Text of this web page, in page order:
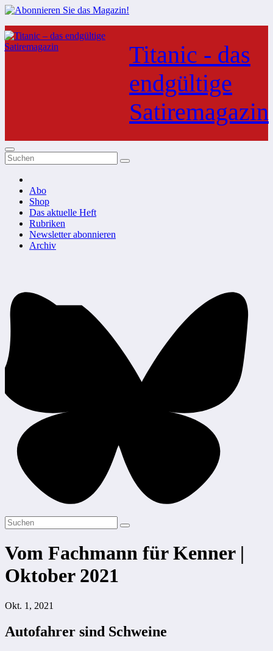
Zum
Inhalt
springen
Titanic - das
endgültige
Satiremagazin
Abo
Shop
Das aktuelle Heft
Rubriken
Newsletter abonnieren
Archiv
Vom Fachmann für Kenner |
Oktober 2021
Okt. 1, 2021
Autofahrer sind Schweine